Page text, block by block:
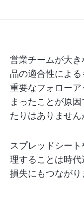
営業チームが大
品の適合性によ
重要なフォロー
まったことが原
たりはありません
スプレッドシー
理することは時
損失にもつながり